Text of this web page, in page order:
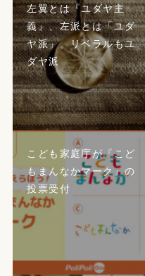
左翼とは『ユダヤ主
義』、左派とは「ユダ
ヤ派」。リベラルもユ
ダヤ派
こども家庭庁が『こど
もまんなかマーク』の
投票受付